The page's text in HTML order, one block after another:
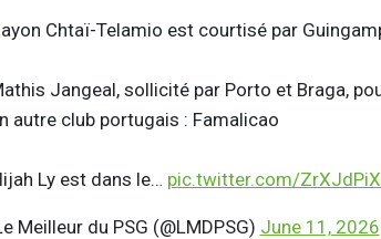
Chtaï-Telamio est courtisé par
Jangeal, sollicité par Porto et Braga,
autre club portugais : Famalicao
Ly est dans le… pic.twitter.com/
Meilleur du PSG (@LMDPSG) June 11, 2026